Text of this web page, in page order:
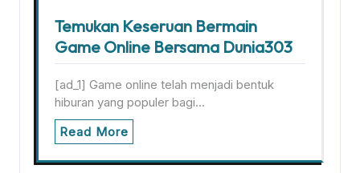
Temukan Keseruan Bermain
Game Online Bersama Dunia303
[ad_1] Game online telah menjadi bentuk
hiburan yang populer bagi…
Read More